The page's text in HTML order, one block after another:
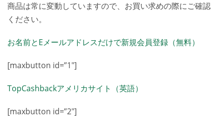
商品は常に変動していますので、お買い求めの際にご確認
ください。
お名前とEメールアドレスだけで新規会員登録（無料）
[maxbutton id=”1″]
TopCashbackアメリカサイト（英語）
[maxbutton id=”2″]